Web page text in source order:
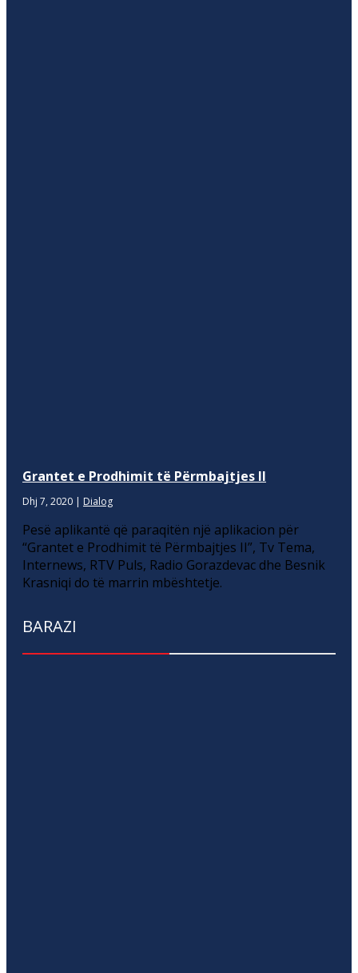
Grantet e Prodhimit të Përmbajtjes II
Dhj 7, 2020 | Dialog
Pesë aplikantë që paraqitën një aplikacion për
“Grantet e Prodhimit të Përmbajtjes II”, Tv Tema,
Internews, RTV Puls, Radio Gorazdevac dhe Besnik
Krasniqi do të marrin mbështetje.
BARAZI